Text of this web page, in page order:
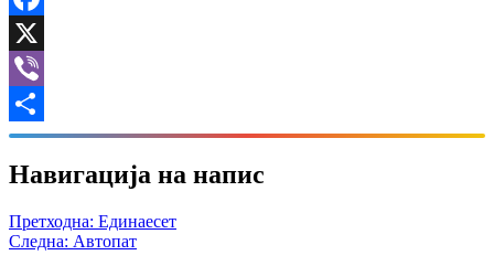
Facebook
X
Viber
Share
Навигација на напис
Претходна: Единаесет
Следна: Автопат